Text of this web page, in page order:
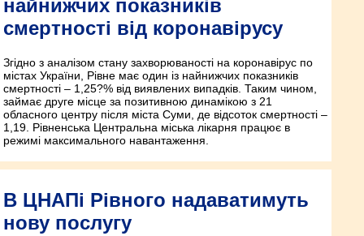
найнижчих показників
смертності від коронавірусу
Згідно з аналізом стану захворюваності на коронавірус по
містах України, Рівне має один із найнижчих показників
смертності – 1,25?% від виявлених випадків. Таким чином,
займає друге місце за позитивною динамікою з 21
обласного центру після міста Суми, де відсоток смертності –
1,19. Рівненська Центральна міська лікарня працює в
режимі максимального навантаження.
В ЦНАПі Рівного надаватимуть
нову послугу